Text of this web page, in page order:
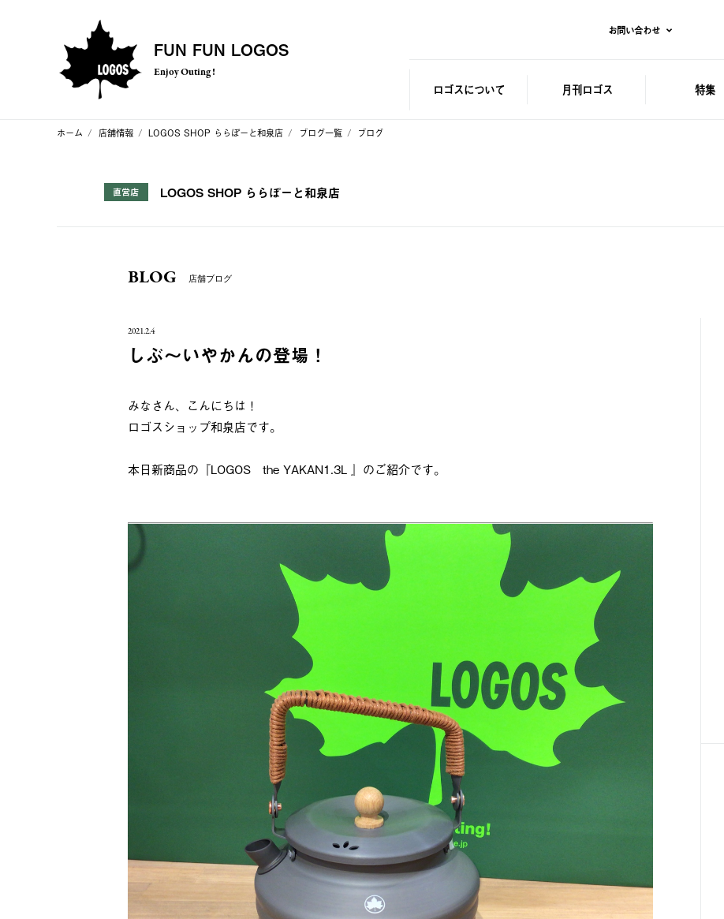
FUN FUN LOGOS
Enjoy Outing !
お問い合わせ
ロゴスについて 月刊ロゴス 特集
ホーム 店舗情報 LOGOS SHOP ららぽーと和泉店 ブログ一覧 ブログ
直営店 LOGOS SHOP ららぽーと和泉店
BLOG 店舗ブログ
2021.2.4
しぶ～いやかんの登場！
みなさん、こんにちは！
ロゴスショップ和泉店です。
本日新商品の『LOGOS the YAKAN1.3L 』のご紹介です。